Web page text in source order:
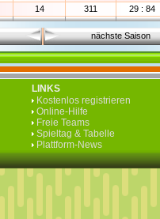
14 311 29 : 84
nächste Saison
LINKS
Kostenlos registrieren
Online-Hilfe
Freie Teams
Spieltag & Tabelle
Plattform-News